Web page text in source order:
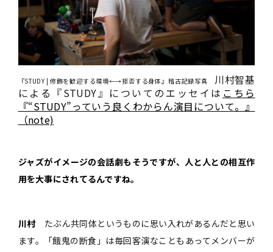
『STUDY | 修飾を歓迎する環境←→拒否する身体』稽古記録写真 川村智基
による『STUDY』についてのエッセイは こちら
『“STUDY”っていう良くわからん演目について。』
（note)
――ジャズがイメージの会話劇もそうですが、人と人との相互作
用を大事にされてるんですね。
川村たぶん共同体というものに思い入れがあるんだと思い
ます。「餓鬼の断食」は毎回客演なこともあってメンバーが